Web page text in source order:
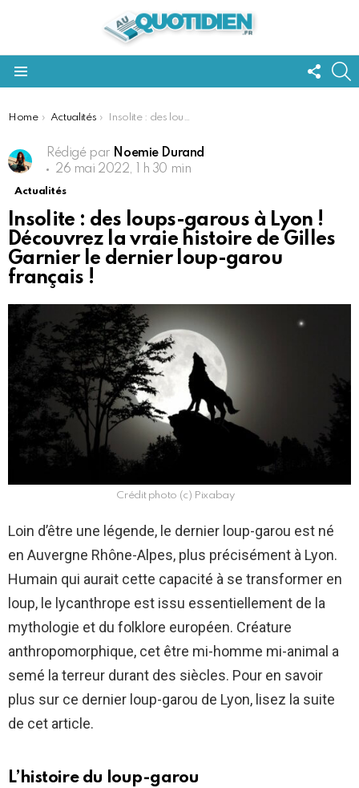
US
You are here:
Home Actualités Insolite : des loups-garous à Lyon ! Découvrez la vraie histoire de Gilles Garnier le dernier loup-garou français !
Rédigé par Noemie Durand
26 mai 2022, 1 h 30 min
Actualités
Insolite : des loups-garous à Lyon !
Découvrez la vraie histoire de Gilles
Garnier le dernier loup-garou
français !
Crédit photo (c) Pixabay
Loin d’être une légende, le dernier loup-garou est né
en Auvergne Rhône-Alpes, plus précisément à Lyon.
Humain qui aurait cette capacité à se transformer en
loup, le lycanthrope est issu essentiellement de la
mythologie et du folklore européen. Créature
anthropomorphique, cet être mi-homme mi-animal a
semé la terreur durant des siècles. Pour en savoir
plus sur ce dernier loup-garou de Lyon, lisez la suite
de cet article.
L’histoire du loup-garou